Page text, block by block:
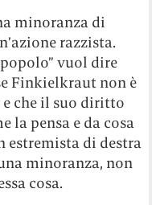
minoranza di
razzista.
vuol dire
Finkielkraut non è
che il suo diritto
la pensa e da cosa
estremista di destra
minoranza, non
cosa.